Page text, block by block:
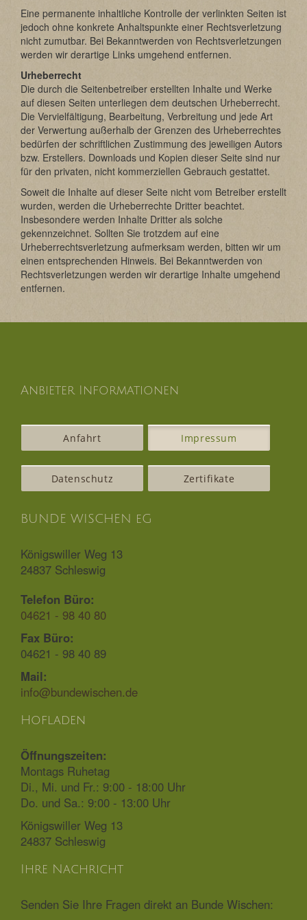
Eine permanente inhaltliche Kontrolle der verlinkten Seiten ist
jedoch ohne konkrete Anhaltspunkte einer Rechtsverletzung
nicht zumutbar. Bei Bekanntwerden von Rechtsverletzungen
werden wir derartige Links umgehend entfernen.
Urheberrecht
Die durch die Seitenbetreiber erstellten Inhalte und Werke
auf diesen Seiten unterliegen dem deutschen Urheberrecht.
Die Vervielfältigung, Bearbeitung, Verbreitung und jede Art
der Verwertung außerhalb der Grenzen des Urheberrechtes
bedürfen der schriftlichen Zustimmung des jeweiligen Autors
bzw. Erstellers. Downloads und Kopien dieser Seite sind nur
für den privaten, nicht kommerziellen Gebrauch gestattet.
Soweit die Inhalte auf dieser Seite nicht vom Betreiber erstellt
wurden, werden die Urheberrechte Dritter beachtet.
Insbesondere werden Inhalte Dritter als solche
gekennzeichnet. Sollten Sie trotzdem auf eine
Urheberrechtsverletzung aufmerksam werden, bitten wir um
einen entsprechenden Hinweis. Bei Bekanntwerden von
Rechtsverletzungen werden wir derartige Inhalte umgehend
entfernen.
Anbieter Informationen
Anfahrt Impressum
Datenschutz Zertifikate
BUNDE WISCHEN eG
Königswiller Weg 13
24837 Schleswig
Telefon Büro:
04621 - 98 40 80
Fax Büro:
04621 - 98 40 89
Mail:
info@bundewischen.de
Hofladen
Öffnungszeiten:
Montags Ruhetag
Di., Mi. und Fr.: 9:00 - 18:00 Uhr
Do. und Sa.: 9:00 - 13:00 Uhr
Königswiller Weg 13
24837 Schleswig
Ihre Nachricht
Senden Sie Ihre Fragen direkt an Bunde Wischen: